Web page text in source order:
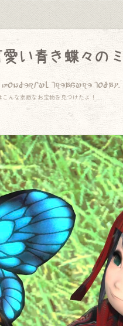
い青き蝶々の
wonderful treasure today.
こんな素敵なお宝物を見つけたよ！